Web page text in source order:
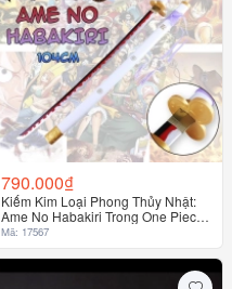
790.000₫
Kiếm Kim Loại Phong Thủy Nhật:
Ame No Habakiri Trong One Piece
17567
Mã: 17567